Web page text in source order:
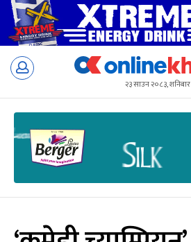
Skip
२३ साउन २०८३, शनिबार